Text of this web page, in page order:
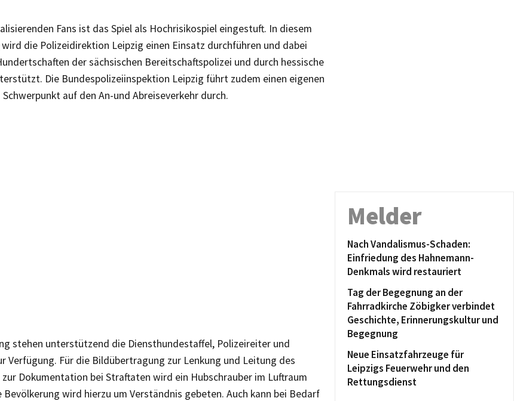
Fans ist das Spiel als Hochrisikospiel eingestuft. In diesem
die Polizeidirektion Leipzig einen Einsatz durchführen und dabei
der sächsischen Bereitschaftspolizei und durch hessische
Die Bundespolizeiinspektion Leipzig führt zudem einen eigenen
auf den An-und Abreiseverkehr durch.
stehen unterstützend die Diensthundestaffel, Polizeireiter und
Verfügung. Für die Bildübertragung zur Lenkung und Leitung des
Dokumentation bei Straftaten wird ein Hubschrauber im Luftraum
Bevölkerung wird hierzu um Verständnis gebeten. Auch kann bei Bedarf
Melder
Nach Vandalismus-Schaden:
Einfriedung des Hahnemann-
Denkmals wird restauriert
Tag der Begegnung an der
Fahrradkirche Zöbigker verbindet
Geschichte, Erinnerungskultur und
Begegnung
Neue Einsatzfahrzeuge für
Leipzigs Feuerwehr und den
Rettungsdienst